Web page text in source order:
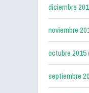
diciembre
noviembre
octubre 2015
septiembre